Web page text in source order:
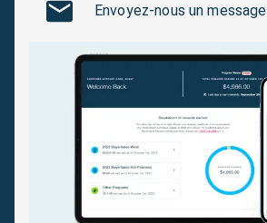
Envoyez-nous un message